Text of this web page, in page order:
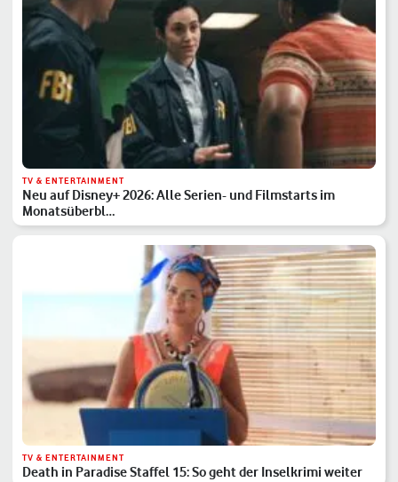
TV & ENTERTAINMENT
Neu auf Disney+ 2026: Alle Serien- und Filmstarts im
Monatsüberbl…
TV & ENTERTAINMENT
Death in Paradise Staffel 15: So geht der Inselkrimi weiter